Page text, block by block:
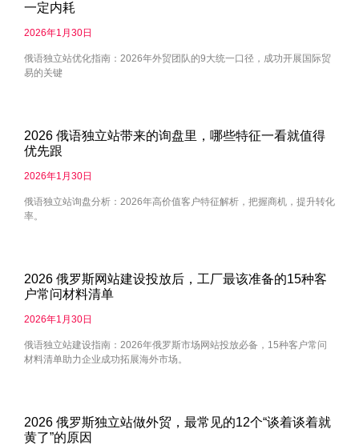
一定内耗
2026年1月30日
俄语独立站优化指南：2026年外贸团队的9大统一口径，成功开展国际贸
易的关键
2026 俄语独立站带来的询盘里，哪些特征一看就值得
优先跟
2026年1月30日
俄语独立站询盘分析：2026年高价值客户特征解析，把握商机，提升转化
率。
2026 俄罗斯网站建设投放后，工厂最该准备的15种客
户常问材料清单
2026年1月30日
俄语独立站建设指南：2026年俄罗斯市场网站投放必备，15种客户常问
材料清单助力企业成功拓展海外市场。
2026 俄罗斯独立站做外贸，最常见的12个“谈着谈着就
黄了”的原因